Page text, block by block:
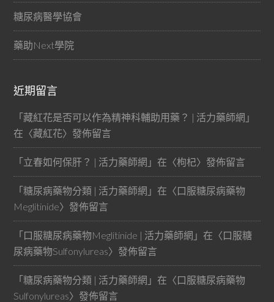
糖尿病醫學協會
藥助Next學院
近期留言
「藏紅花是否可以作為精神科輔助用藥？ | 活力藥師網 」
在〈藏紅花〉發佈留言
「立春如何保肝？ | 活力藥師網 」在〈枸杞〉發佈留言
「糖尿病藥物分類 | 活力藥師網 」在〈口服糖尿病藥物
Meglitinide〉發佈留言
「口服糖尿病藥物Meglitinide | 活力藥師網 」在〈口服糖
尿病藥物Sulfonylureas〉發佈留言
「糖尿病藥物分類 | 活力藥師網 」在〈口服糖尿病藥物
Sulfonylureas〉發佈留言